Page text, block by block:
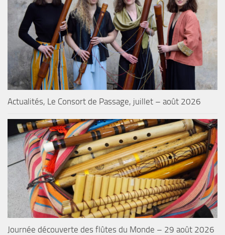
Actualités, Le Consort de Passage, juillet – août 2026
Journée découverte des flûtes du Monde – 29 août 2026